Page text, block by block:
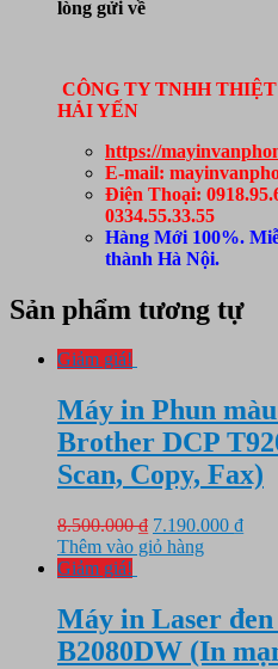
lòng gửi về
CÔNG TY TNHH
HẢI YẾN
https://
E-mail:
Điện Thoại:
0334.55.33.55
Hàng Mới 100%.
thành Hà Nội.
Sản phẩm tương tự
Giảm giá!
Máy in Phun
Brother DCP
Scan, Copy, Fax)
8.500.000₫ Giá
gốc
7.190.000 ₫Giá
Thêm vào giỏ hàng
Giảm giá!
Máy in Laser
B2080DW (In